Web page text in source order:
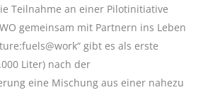
Teilnahme an einer Pilotinitiative
gemeinsam mit Partnern ins Leben
gibt es als erste
Liter) nach der
eine Mischung aus einer nahezu